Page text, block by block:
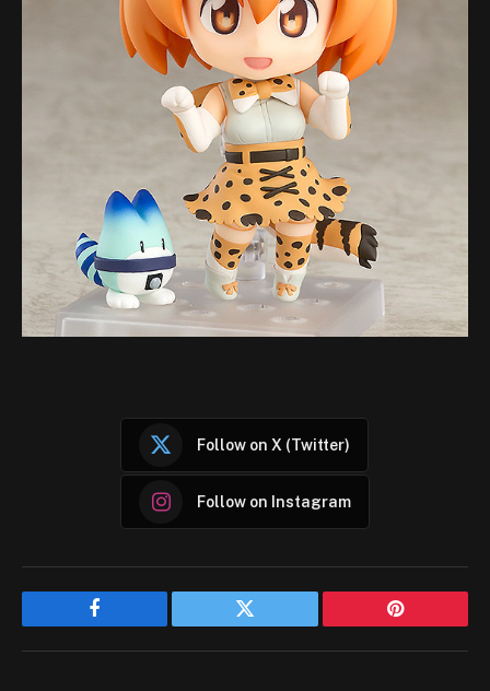
Follow on X (Twitter)
Follow on Instagram
Facebook Twitter Pinterest